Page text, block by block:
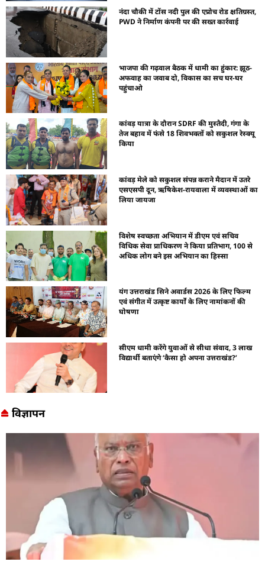
नंदा चौकी में टोंस नदी पुल की एप्रोच रोड क्षतिग्रस्त,
PWD ने निर्माण कंपनी पर की सख्त कार्रवाई
भाजपा की गढ़वाल बैठक में धामी का हुंकार: झूठ-
अफवाह का जवाब दो, विकास का सच घर-घर
पहुंचाओ
कांवड़ यात्रा के दौरान SDRF की मुस्तैदी, गंगा के
तेज बहाव में फंसे 18 शिवभक्तों को सकुशल रेस्क्यू
किया
कांवड़ मेले को सकुशल संपन्न कराने मैदान में उतरे
एसएसपी दून, ऋषिकेश-रायवाला में व्यवस्थाओं का
लिया जायजा
विशेष स्वच्छता अभियान में डीएम एवं सचिव
विधिक सेवा प्राधिकरण ने किया प्रतिभाग, 100 से
अधिक लोग बने इस अभियान का हिस्सा
यंग उत्तराखंड सिने अवार्डस 2026 के लिए फिल्म
एवं संगीत में उत्कृष्ट कार्यों के लिए नामांकनों की
घोषणा
सीएम धामी करेंगे युवाओं से सीधा संवाद, 3 लाख
विद्यार्थी बताएंगे ‘कैसा हो अपना उत्तराखंड?’
विज्ञापन